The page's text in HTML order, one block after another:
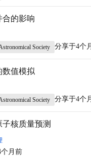
合的影响
Society
分享于4个
数值模拟
Society
分享于4个
核质量预测
月前